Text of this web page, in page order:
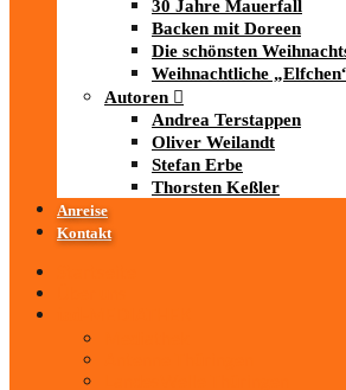
30 Jahre Mauerfall
Backen mit Doreen
Die schönsten
Weihnachtliche
Autoren
Andrea Terstappen
Oliver Weilandt
Stefan Erbe
Thorsten Keßler
Anreise
Kontakt